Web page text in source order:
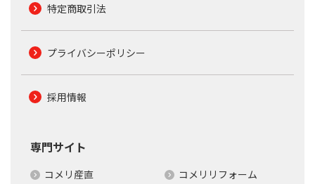
特定商取引法
プライバシーポリシー
採用情報
専門サイト
コメリ産直
コメリリフォーム